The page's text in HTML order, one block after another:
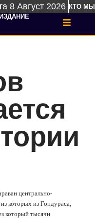
8 Август 2026 КТО МЫ
центрально-
которых из Гондураса,
который тысячи